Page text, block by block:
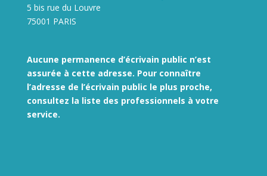
5 bis rue du Louvre
75001 PARIS
Aucune permanence d’écrivain public n’est
assurée à cette adresse. Pour connaître
l’adresse de l’écrivain public le plus proche,
consultez la liste des professionnels à votre
service.